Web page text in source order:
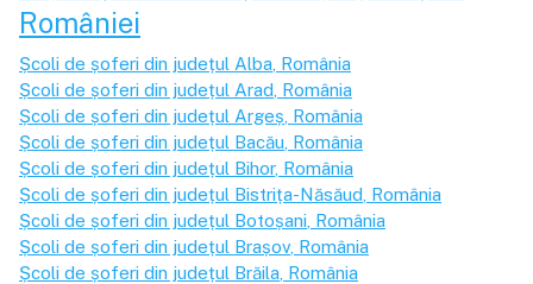
României
Școli de șoferi din județul Alba , România
Școli de șoferi din județul Arad , România
Școli de șoferi din județul Argeș , România
Școli de șoferi din județul Bacău , România
Școli de șoferi din județul Bihor, România
Școli de șoferi din județul Bistrița-Năsăud , România
Școli de șoferi din județul Botoșani , România
Școli de șoferi din județul Brașov , România
Școli de șoferi din județul Brăila , România